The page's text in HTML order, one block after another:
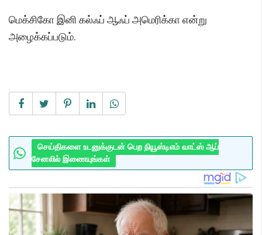
மெக்சிகோ இனி கல்ஃப் ஆஃப் அமெரிக்கா என்று
அழைக்கப்படும்.
செய்திகளை உடனுக்குடன் பெற நியூஸ்டிஎம் வாட்ஸ் ஆப்
சேனலில் இணையுங்கள்